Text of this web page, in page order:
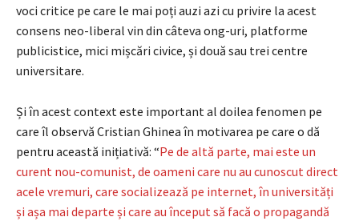
voci critice pe care le mai poți auzi azi cu privire la acest
consens neo-liberal vin din câteva ong-uri, platforme
publicistice, mici mișcări civice, și două sau trei centre
universitare.
Și în acest context este important al doilea fenomen pe
care îl observă Cristian Ghinea în motivarea pe care o dă
pentru această inițiativă: “Pe de altă parte, mai este un
curent nou-comunist, de oameni care nu au cunoscut direct
acele vremuri, care socializează pe internet, în universități
și așa mai departe și care au început să facă o propagandă